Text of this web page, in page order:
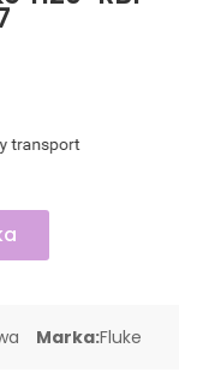
Marka:Fluke